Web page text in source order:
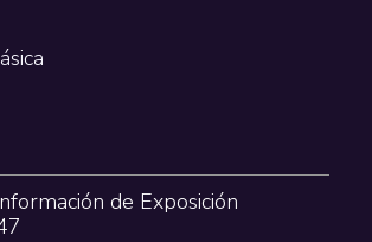
de Exposición